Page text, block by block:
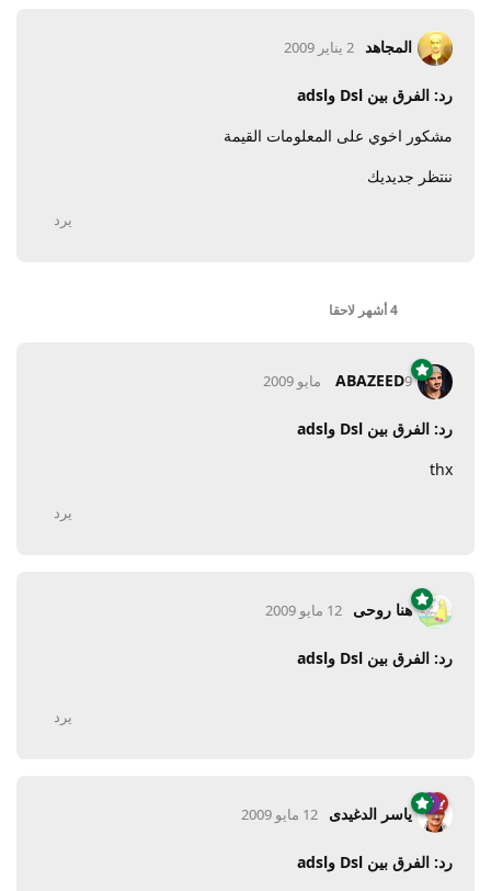
المجاهد 2 يناير 2009
رد: الفرق بين Dsl وadsl
مشكور اخوي على المعلومات القيمة
ننتظر جديديك
يرد
4 أشهر لاحقا
ABAZEED9 مايو 2009
رد: الفرق بين Dsl وadsl
thx
يرد
هنا روحى 12 مايو 2009
رد: الفرق بين Dsl وadsl
يرد
ياسر الدغيدى 12 مايو 2009
رد: الفرق بين Dsl وadsl